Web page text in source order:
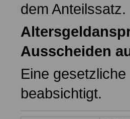
dem Anteilssatz.
Ausscheiden
Eine
beabsichtigt.